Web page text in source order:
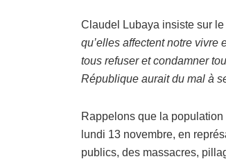
Claudel Lubaya insiste sur
qu’elles affectent notre vivre
tous refuser et condamner
République aurait du mal à
Rappelons que la
lundi 13 novembre, en
publics, des massacres,